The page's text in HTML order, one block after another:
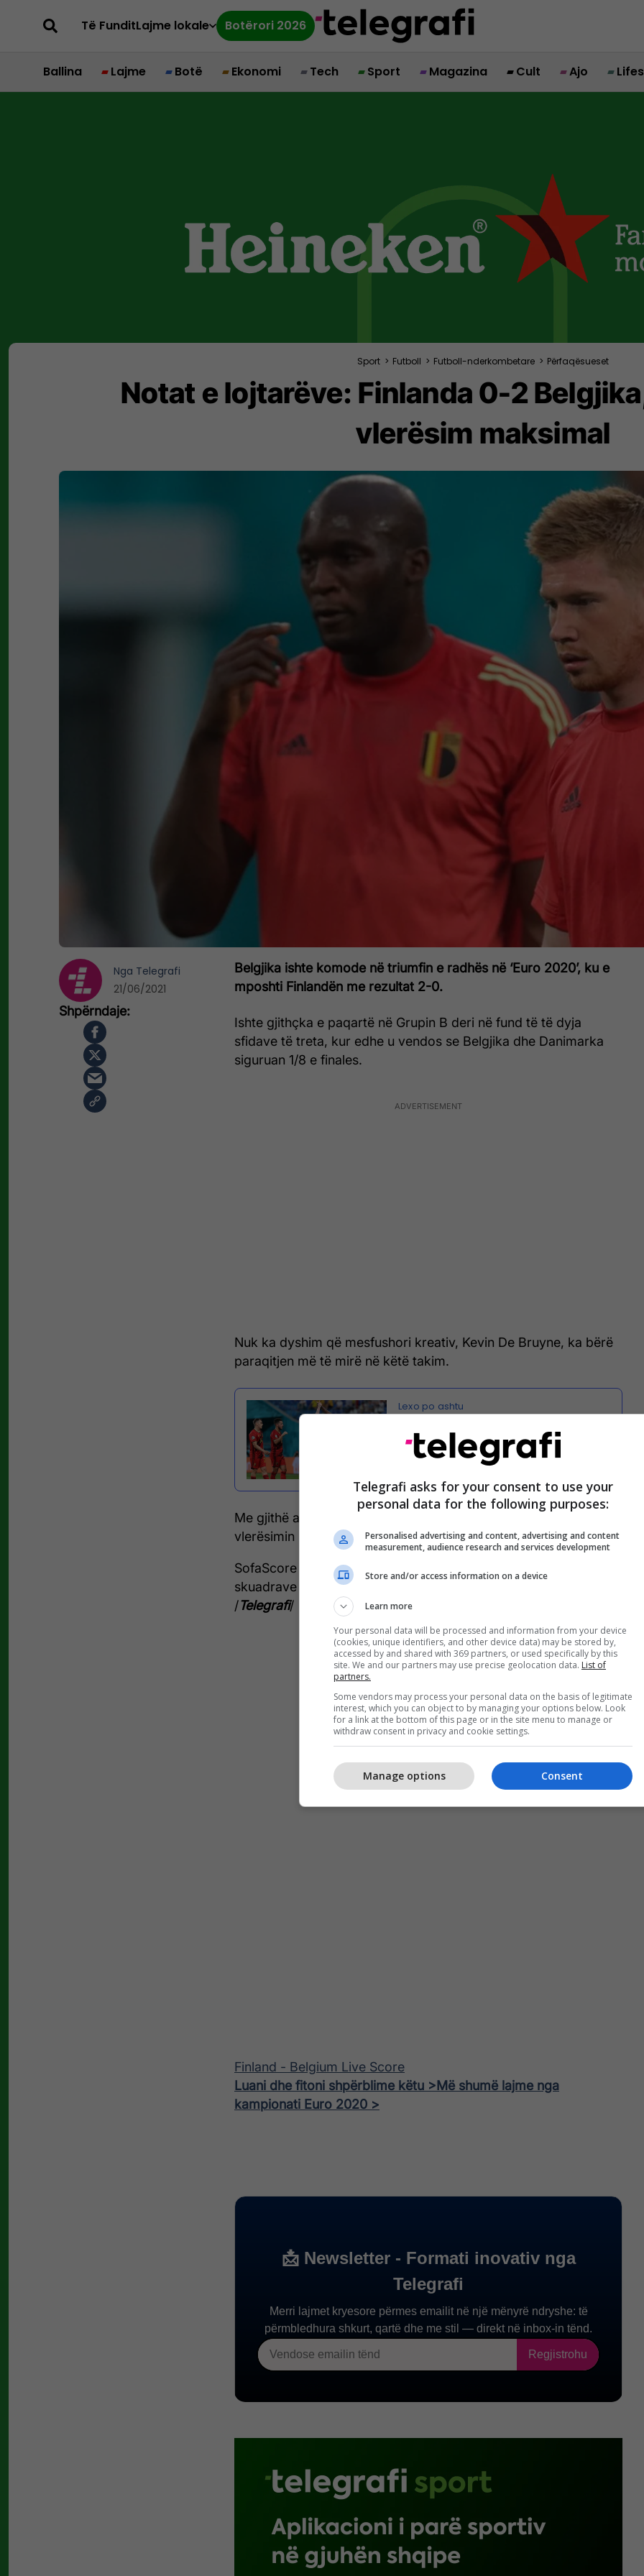
Të FunditLajme lokale Botërori 2026
Ballina Lajme Botë Ekonomi Tech Sport Magazina Cult Ajo
Sport > Futboll > Futboll-nderkombetare > Përfaqësueset
Notat e lojtarëve: Finlanda 0-2
vlerësim maksimal
Belgjika ishte komode në triumfin e radhës në ‘Euro 2020’, ku e
mposhti Finlandën me rezultat 2-0.
Ishte gjithçka e paqartë në Grupin B deri në fund të të dyja
sfidave të treta, kur edhe u vendos se Belgjika dhe Danimarka
siguruan 1/8 e finales.
Nuk ka dyshim që mesfushori kreativ, Kevin De Bruyne, ka bërë
paraqitjen më të mirë në këtë takim.
Belgjika me pikë maksimale,
triumfon ndaj Finlandës
Me gjithë autogolin e shënuar, portieri Lukas Hradecky ka marrë
vlerësimin më të lartë te Finlanda duke penguar golat tjera.
SofaScore ka bërë vlerësimin e plotë të lojtarëve të të dyja
skuadrave në takimin ndërmjet Finlandës dhe Belgjikës.
/Telegrafi/
Finland - Belgium Live Score
Luani dhe fitoni shpërblime këtu > Më shumë lajme nga
kampionati Euro 2020 >
Nga Telegrafi
21/06/2021
Telegrafi asks for your consent to use your
personal data for the following purposes:
Personalised advertising and content, advertising and content
measurement, audience research and services development
Store and/or access information on a device
Learn more
Your personal data will be processed and information from your device
(cookies, unique identifiers, and other device data) may be stored by,
accessed by and shared with 369 partners, or used specifically by this
site. We and our partners may use precise geolocation data. List of
partners.
Some vendors may process your personal data on the basis of legitimate
interest, which you can object to by managing your options below. Look
for a link at the bottom of this page or in the site menu to manage or
withdraw consent in privacy and cookie settings.
Consent
Manage options